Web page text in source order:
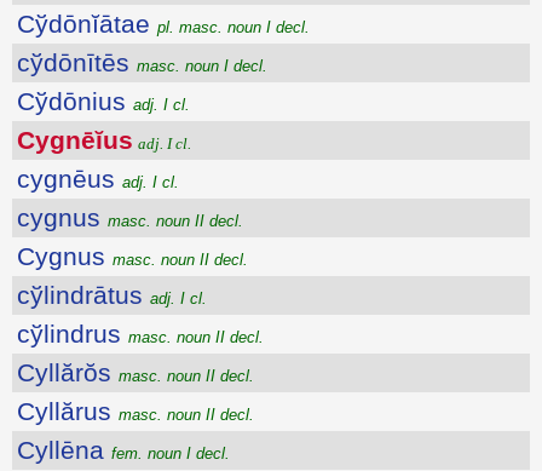
Cўdōnĭātae pl. masc. noun I decl.
cўdōnītēs masc. noun I decl.
Cўdōnius adj. I cl.
Cygnēĭus adj. I cl.
cygnēus adj. I cl.
cygnus masc. noun II decl.
Cygnus masc. noun II decl.
cўlindrātus adj. I cl.
cўlindrus masc. noun II decl.
Cyllărŏs masc. noun II decl.
Cyllărus masc. noun II decl.
Cyllēna fem. noun I decl.